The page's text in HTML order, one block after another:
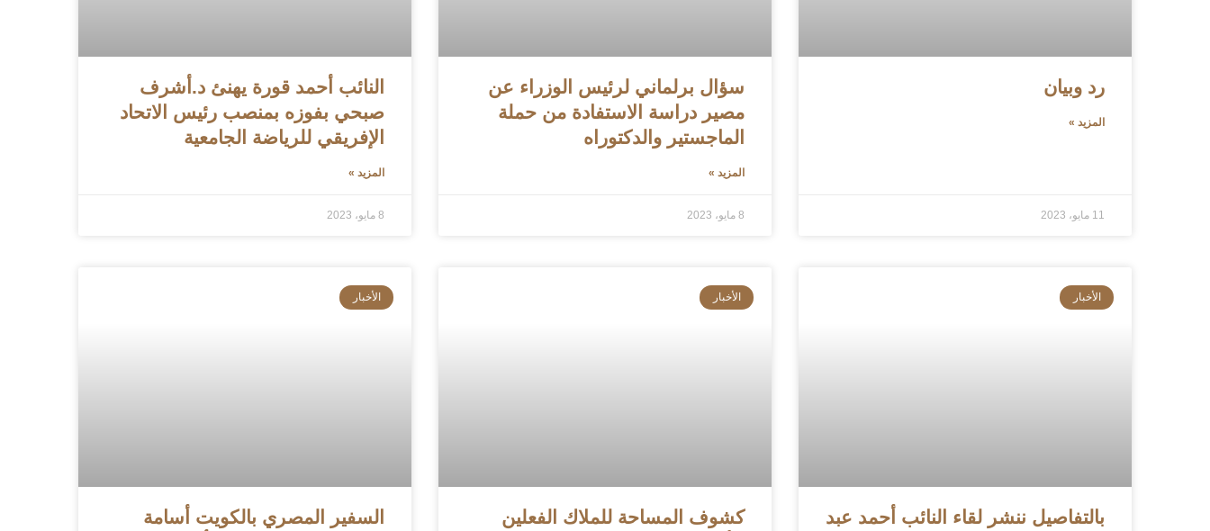
رد وبيان
المزيد »
11 مايو، 2023
سؤال برلماني لرئيس الوزراء عن
مصير دراسة الاستفادة من حملة
الماجستير والدكتوراه
المزيد »
8 مايو، 2023
النائب أحمد قورة يهنئ د.أشرف
صبحي بفوزه بمنصب رئيس الاتحاد
الإفريقي للرياضة الجامعية
المزيد »
8 مايو، 2023
الأخبار
بالتفاصيل ننشر لقاء النائب أحمد عبد
الأخبار
كشوف المساحة للملاك الفعلين
الأخبار
السفير المصري بالكويت أسامة